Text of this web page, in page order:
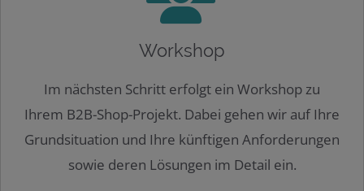
Workshop
Im nächsten Schritt erfolgt ein Workshop zu
Ihrem B2B-Shop-Projekt. Dabei gehen wir auf Ihre
Grundsituation und Ihre künftigen Anforderungen
sowie deren Lösungen im Detail ein.